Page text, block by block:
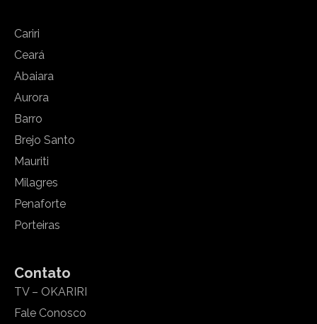
Cariri
Ceará
Abaiara
Aurora
Barro
Brejo Santo
Mauriti
Milagres
Penaforte
Porteiras
Contato
TV – OKARIRI
Fale Conosco